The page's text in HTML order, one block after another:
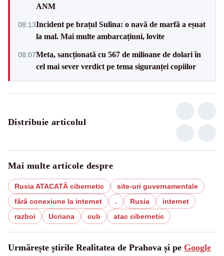
ANM
08:13Incident pe brațul Sulina: o navă de marfă a eșuat
la mal. Mai multe ambarcațiuni, lovite
08:07Meta, sancționată cu 567 de milioane de dolari în
cel mai sever verdict pe tema siguranței copiilor
Distribuie articolul
Mai multe articole despre
Rusia ATACATĂ cibernetic
site-uri guvernamentale
fără conexiune la internet
. Rusia
internet
razboi
Ucriana cub atac cibernetic
Urmărește știrile Realitatea de Prahova și pe Google